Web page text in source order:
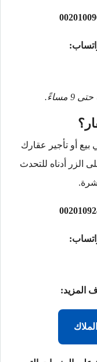
أو تأجير عقارك
أدناه للتحدث
المزيد: